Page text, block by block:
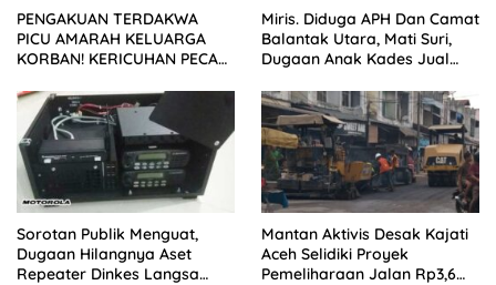
PENGAKUAN TERDAKWA
PICU AMARAH KELUARGA
KORBAN! KERICUHAN PECAH
DITUNDA
Miris. Diduga APH Dan Camat
Balantak Utara, Mati Suri,
Dugaan Anak Kades Jual
Sorotan Publik Menguat,
Dugaan Hilangnya Aset
Repeater Dinkes Langsa
Mantan Aktivis Desak Kajati
Aceh Selidiki Proyek
Pemeliharaan Jalan Rp3,6